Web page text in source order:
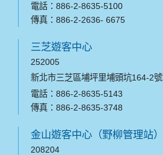
電話：886-2-8635-5100
傳真：886-2-2636- 6675
三芝遊客中心
252005
新北市三芝區埔坪里埔頭坑164-2號
電話：886-2-8635-5143
傳真：886-2-8635-3748
金山遊客中心（野柳管理站）
208204